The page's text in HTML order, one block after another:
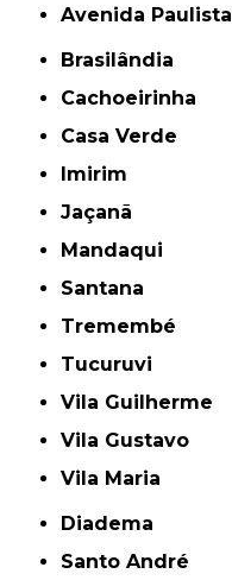
Avenida Paulista
Brasilândia
Cachoeirinha
Casa Verde
Imirim
Jaçanã
Mandaqui
Santana
Tremembé
Tucuruvi
Vila Guilherme
Vila Gustavo
Vila Maria
Diadema
Santo André